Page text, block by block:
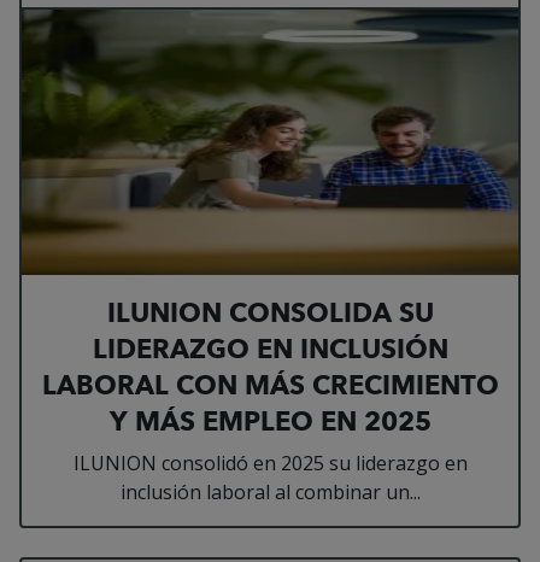
ILUNION CONSOLIDA SU
LIDERAZGO EN INCLUSIÓN
LABORAL CON MÁS CRECIMIENTO
Y MÁS EMPLEO EN 2025
ILUNION consolidó en 2025 su liderazgo en
inclusión laboral al combinar un...